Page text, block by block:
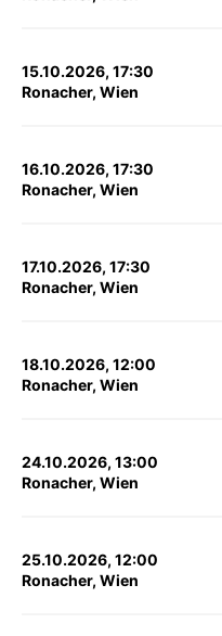
15.10.2026, 17:30
Ronacher, Wien
16.10.2026, 17:30
Ronacher, Wien
17.10.2026, 17:30
Ronacher, Wien
18.10.2026, 12:00
Ronacher, Wien
24.10.2026, 13:00
Ronacher, Wien
25.10.2026, 12:00
Ronacher, Wien